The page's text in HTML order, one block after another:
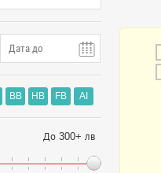
BB HB FB AI
До 300+ лв